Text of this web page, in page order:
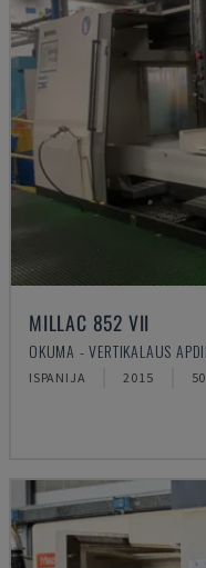
MILLAC 852 VII
OKUMA - VERTIKALAUS
ISPANIJA 2015